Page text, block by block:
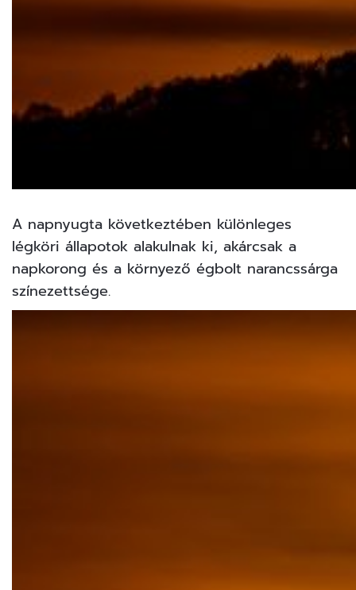
A napnyugta következtében különleges
légköri állapotok alakulnak ki, akárcsak a
napkorong és a környező égbolt narancssárga
színezettsége.